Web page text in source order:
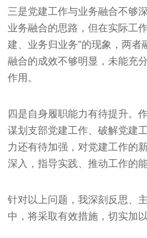
三是党建工作与业务融合不够
业务融合的思路，但在实际工
建、业务归业务”的现象，两者
融合的成效不够明显，未能充
作用。
四是自身履职能力有待提升。
谋划支部党建工作、破解党建
力还有待加强，对党建工作的
深入，指导实践、推动工作的
针对以上问题，我深刻反思、
中，将采取有效措施，切实加以